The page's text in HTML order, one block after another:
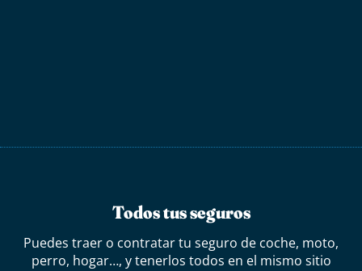
Todos tus seguros
Puedes traer o contratar tu seguro de coche, moto,
perro, hogar…, y tenerlos todos en el mismo sitio